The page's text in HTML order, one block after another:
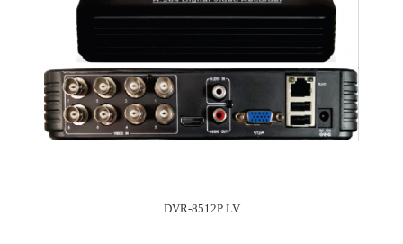
DVR-8512P LV